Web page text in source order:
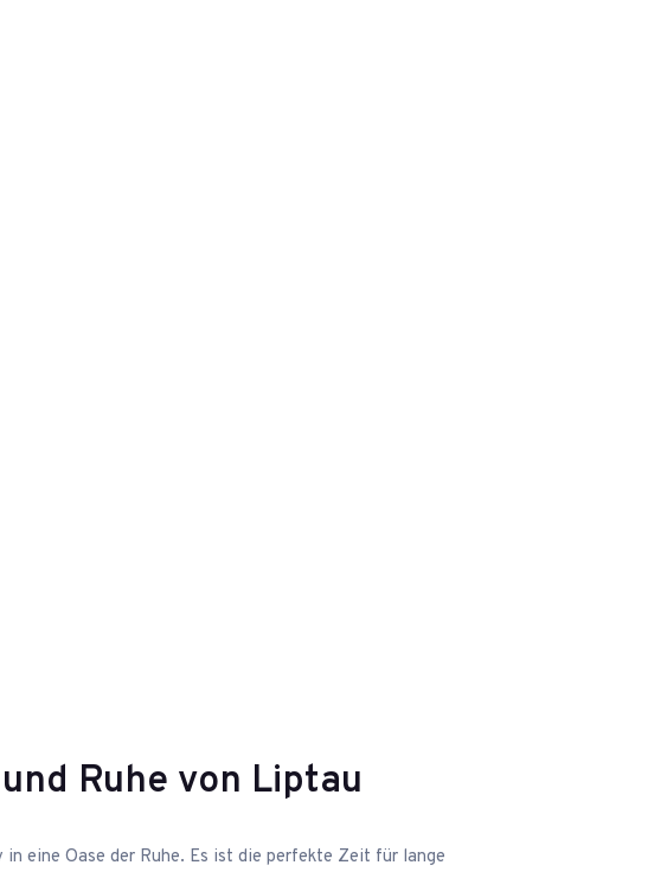
Ruhe von Liptau
eine Oase der Ruhe. Es ist die perfekte Zeit für lange